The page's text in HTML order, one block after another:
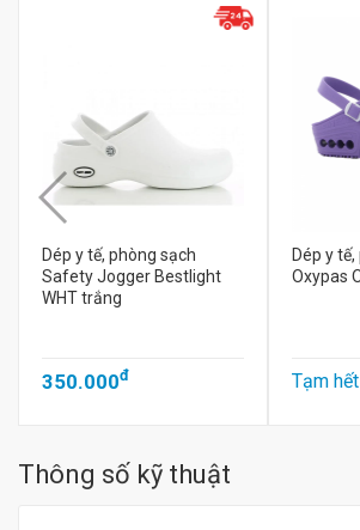
Dép y tế, phòng sạch
Safety Jogger Bestlight
WHT trắng
350.000đ
Dép y
Oxypas
Tạm
Thông số kỹ thuật